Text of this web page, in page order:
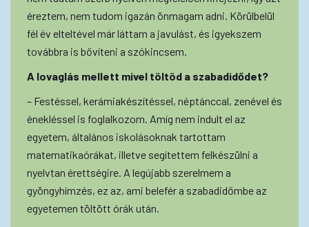
éreztem, nem tudom igazán önmagam adni. Körülbelül
fél év elteltével már láttam a javulást, és igyekszem
továbbra is bővíteni a szókincsem.
A lovaglás mellett mivel töltöd a szabadidődet?
– Festéssel, kerámiakészítéssel, néptánccal, zenével és
énekléssel is foglalkozom. Amíg nem indult el az
egyetem, általános iskolásoknak tartottam
matematikaórákat, illetve segítettem felkészülni a
nyelvtan érettségire. A legújabb szerelmem a
gyöngyhímzés, ez az, ami belefér a szabadidőmbe az
egyetemen töltött órák után.